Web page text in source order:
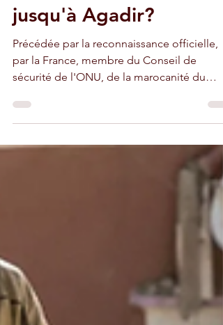
jusqu'à Marrakech. Et
jusqu'à Agadir?
Précédée par la reconnaissance officielle,
par la France, membre du Conseil de
sécurité de l'ONU, de la marocanité du